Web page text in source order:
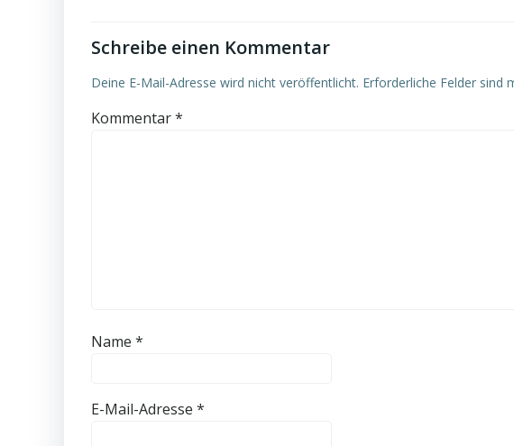
Schreibe einen Kommentar
Deine E-Mail-Adresse wird nicht veröffentlicht. Erforderliche Felder sind
Kommentar*
Name *
E-Mail-Adresse *